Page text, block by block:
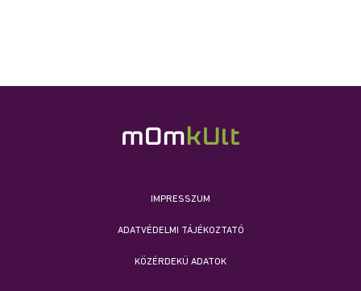
IMPRESSZUM
ADATVÉDELMI TÁJÉKOZTATÓ
KÖZÉRDEKŰ ADATOK